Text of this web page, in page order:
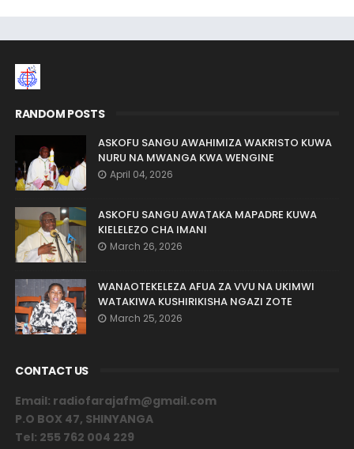
RANDOM POSTS
ASKOFU SANGU AWAHIMIZA WAKRISTO KUWA
NURU NA MWANGA KWA WENGINE
April 04, 2026
ASKOFU SANGU AWATAKA MAPADRE KUWA
KIELELEZO CHA IMANI
March 26, 2026
WANAOTEKELEZA AFUA ZA VVU NA UKIMWI
WATAKIWA KUSHIRIKISHA NGAZI ZOTE
March 25, 2026
CONTACT US
Email: radiofarajafm@gmail.com
P.O BOX 47, SHINYANGA
Tel: 255 762 004 229